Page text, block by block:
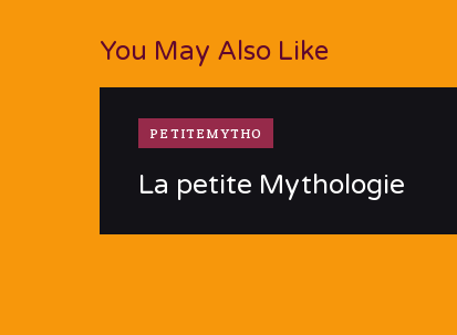
You May Also Like
PETITEMYTHO
La petite Mythologie